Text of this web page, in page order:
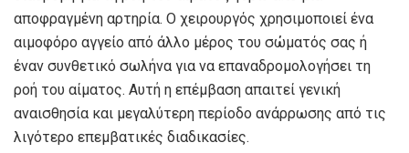
αποφραγμένη αρτηρία. Ο χειρουργός χρησιμοποιεί ένα
αιμοφόρο αγγείο από άλλο μέρος του σώματός σας ή
έναν συνθετικό σωλήνα για να επαναδρομολογήσει τη
ροή του αίματος. Αυτή η επέμβαση απαιτεί γενική
αναισθησία και μεγαλύτερη περίοδο ανάρρωσης από τις
λιγότερο επεμβατικές διαδικασίες.